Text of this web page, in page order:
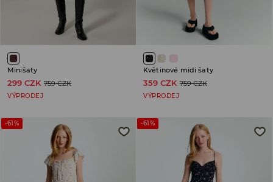
Minišaty
299 CZK 759 CZK
VÝPRODEJ
Květinové midi šaty
359 CZK 759 CZK
VÝPRODEJ
-61% -61%